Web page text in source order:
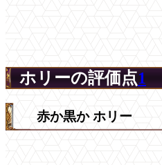
ホリーの評価点1
赤か黒か ホリー